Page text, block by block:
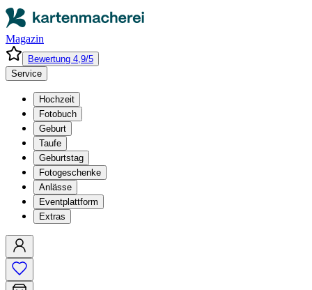
Magazin
Bewertung 4,9/5
Service
Hochzeit
Fotobuch
Geburt
Taufe
Geburtstag
Fotogeschenke
Anlässe
Eventplattform
Extras